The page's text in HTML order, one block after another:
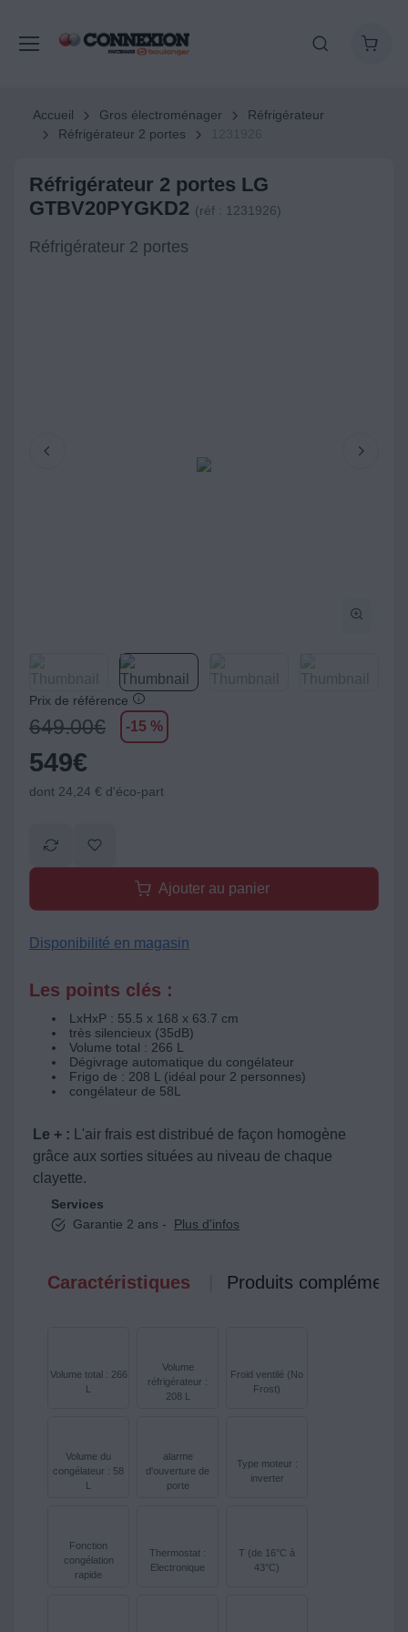
Accueil Gros électroménager
Réfrigérateur
Réfrigérateur 2 portes
Réfrigérateur 2 portes LG
GTBV20PYGKD2 (réf : 1231926)
Réfrigérateur 2 portes
Prix de référence
649.00€ -15 %
549€
dont 24,24 € d'éco-part
Ajouter au panier
Disponibilité en magasin
Les points clés :
LxHxP : 55.5 x 168 x 63.7 cm
très silencieux (35dB)
Volume total : 266 L
Dégivrage automatique du congélateur
Frigo de : 208 L (idéal pour 2 personnes)
congélateur de 58L
Le + :
L'air frais est distribué de façon homogène
grâce aux sorties situées au niveau de chaque
clayette.
Services
Garantie 2 ans -
Plus d'infos
Caractéristiques Produits
Volume total : 266
L
Volume
réfrigérateur :
208 L
Froid ventilé (No
Frost)
Volume du
congélateur : 58
L
alarme
d'ouverture de
porte
Type moteur :
inverter
Fonction
congélation
rapide
Thermostat :
Electronique
T (de 16°C à
43°C)